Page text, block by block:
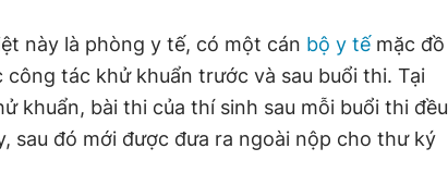
này là phòng y tế, có một cán bộ y tế mặc đồ
tác khử khuẩn trước và sau buổi thi. Tại
khuẩn, bài thi của thí sinh sau mỗi buổi thi đều
sau đó mới được đưa ra ngoài nộp cho thư ký